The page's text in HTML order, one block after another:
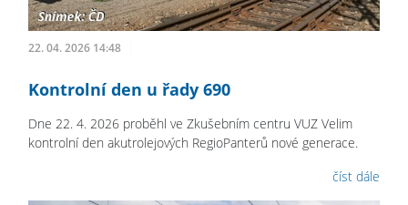
22. 04. 2026 14:48
Kontrolní den u řady 690
Dne 22. 4. 2026 proběhl ve Zkušebním centru VUZ Velim
kontrolní den akutrolejových RegioPanterů nové generace.
číst dále